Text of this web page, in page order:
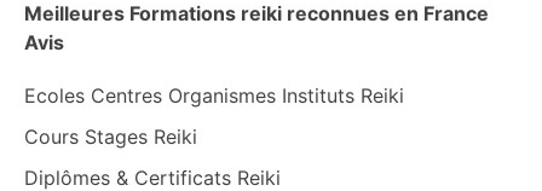
Meilleures Formations reiki reconnues en France
Avis
Ecoles Centres Organismes Instituts Reiki
Cours Stages Reiki
Diplômes & Certificats Reiki